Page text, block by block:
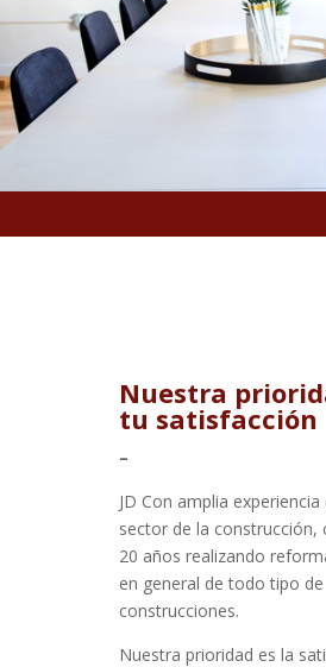
Nuestra
tu satisfacción
–
JD Con amplia experiencia
sector de la construcción,
20 años realizando
en general de todo tipo de
construcciones.
Nuestra prioridad es la